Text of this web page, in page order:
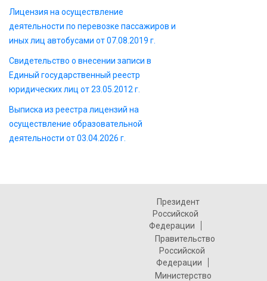
Лицензия на осуществление
деятельности по перевозке пассажиров и
иных лиц автобусами от 07.08.2019 г.
Свидетельство о внесении записи в
Единый государственный реестр
юридических лиц от 23.05.2012 г.
Выписка из реестра лицензий на
осуществление образовательной
деятельности от 03.04.2026 г.
Президент
Российской
Федерации
Правительство
Российской
Федерации
Министерство